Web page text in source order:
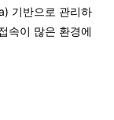
기반으로 관리하
속이 많은 환경에